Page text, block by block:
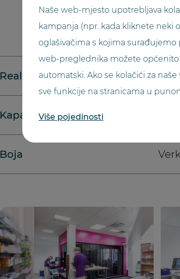
Realizacija 2013
Kapacitet
Boja
Naše web-mjesto upotrebljava
kampanja (npr. kada kliknete neki
oglašivačima s kojima
web-preglednika možete općenito
automatski. Ako se kolačići za
sve funkcije na stranicama u
Više pojedinosti